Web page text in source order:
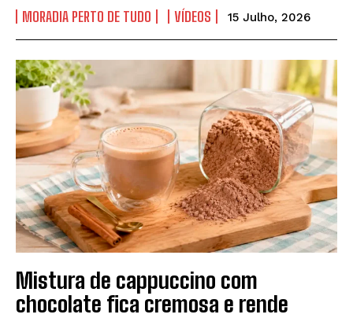
MORADIA PERTO DE TUDO VÍDEOS 15 Julho, 2026
Mistura de cappuccino com
chocolate fica cremosa e rende